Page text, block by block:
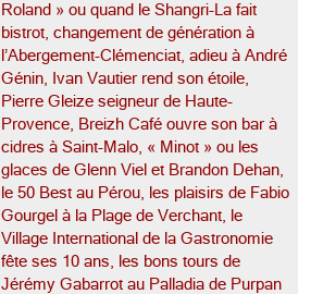
Roland » ou quand le Shangri-La fait
bistrot, changement de génération à
l’Abergement-Clémenciat, adieu à André
Génin, Ivan Vautier rend son étoile,
Pierre Gleize seigneur de Haute-
Provence, Breizh Café ouvre son bar à
cidres à Saint-Malo, « Minot » ou les
glaces de Glenn Viel et Brandon Dehan,
le 50 Best au Pérou, les plaisirs de Fabio
Gourgel à la Plage de Verchant, le
Village International de la Gastronomie
fête ses 10 ans, les bons tours de
Jérémy Gabarrot au Palladia de Purpan